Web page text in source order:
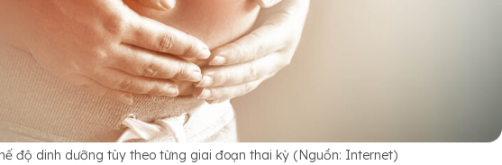
độ dinh dưỡng tùy theo từng giai đoạn thai kỳ (Nguồn: Internet)